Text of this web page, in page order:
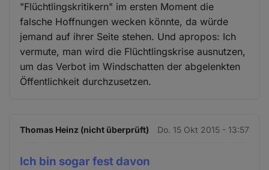
"Flüchtlingskritikern" im ersten Moment die
falsche Hoffnungen wecken könnte, da würde
jemand auf ihrer Seite stehen. Und apropos: Ich
vermute, man wird die Flüchtlingskrise ausnutzen,
um das Verbot im Windschatten der abgelenkten
Öffentlichkeit durchzusetzen.
Thomas Heinz (nicht überprüft) Do. 15 Okt 2015 - 13:57
Ich bin sogar fest davon